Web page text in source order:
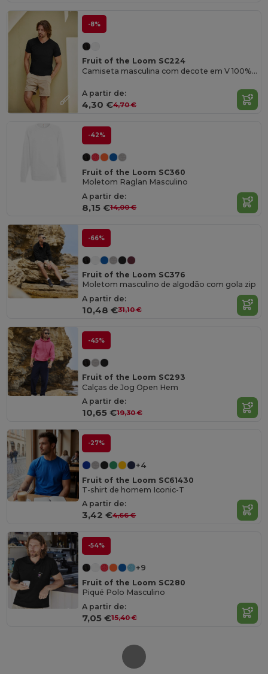
-8%
Fruit of the Loom SC224
Camiseta masculina com decote em V 100% algodão
A partir de:
4,30 €4,70 €
-42%
Fruit of the Loom SC360
Moletom Raglan Masculino
A partir de:
8,15 €14,00 €
-66%
Fruit of the Loom SC376
Moletom masculino de algodão com gola zip
A partir de:
10,48 €31,10 €
-45%
Fruit of the Loom SC293
Calças de Jog Open Hem
A partir de:
10,65 €19,30 €
-27%
+4
Fruit of the Loom SC61430
T-shirt de homem Iconic-T
A partir de:
3,42 €4,66 €
-54%
+9
Fruit of the Loom SC280
Piqué Polo Masculino
A partir de:
7,05 €15,40 €